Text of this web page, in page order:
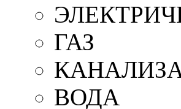
ГАЗ
ВОДА